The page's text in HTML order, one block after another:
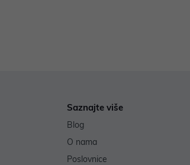
Saznajte više
Blog
O nama
Poslovnice